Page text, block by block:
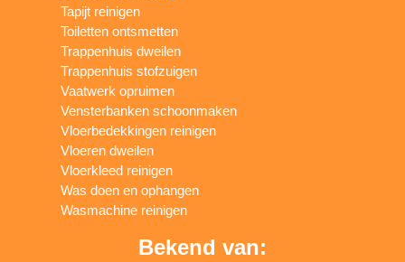
Tapijt reinigen
Toiletten ontsmetten
Trappenhuis dweilen
Trappenhuis stofzuigen
Vaatwerk opruimen
Vensterbanken schoonmaken
Vloerbedekkingen reinigen
Vloeren dweilen
Vloerkleed reinigen
Was doen en ophangen
Wasmachine reinigen
Bekend van: